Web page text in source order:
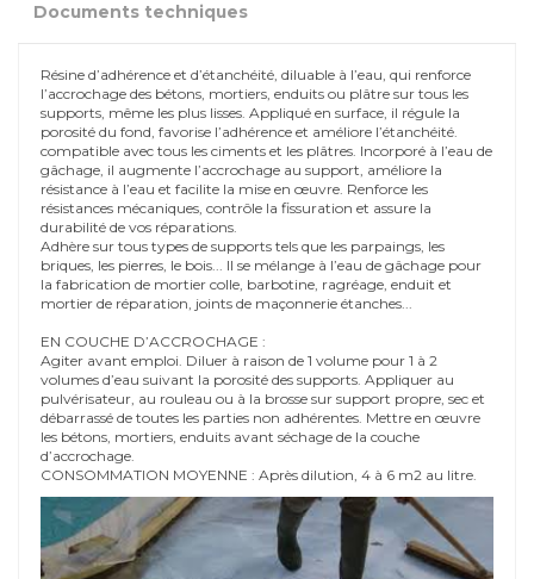
Documents techniques
Résine d’adhérence et d’étanchéité, diluable à l’eau, qui renforce
l’accrochage des bétons, mortiers, enduits ou plâtre sur tous les
supports, même les plus lisses. Appliqué en surface, il régule la
porosité du fond, favorise l’adhérence et améliore l’étanchéité.
compatible avec tous les ciments et les plâtres. Incorporé à l’eau de
gâchage, il augmente l’accrochage au support, améliore la
résistance à l’eau et facilite la mise en œuvre. Renforce les
résistances mécaniques, contrôle la fissuration et assure la
durabilité de vos réparations.
Adhère sur tous types de supports tels que les parpaings, les
briques, les pierres, le bois... Il se mélange à l’eau de gâchage pour
la fabrication de mortier colle, barbotine, ragréage, enduit et
mortier de réparation, joints de maçonnerie étanches...
EN COUCHE D’ACCROCHAGE :
Agiter avant emploi. Diluer à raison de 1 volume pour 1 à 2
volumes d’eau suivant la porosité des supports. Appliquer au
pulvérisateur, au rouleau ou à la brosse sur support propre, sec et
débarrassé de toutes les parties non adhérentes. Mettre en œuvre
les bétons, mortiers, enduits avant séchage de la couche
d’accrochage.
CONSOMMATION MOYENNE : Après dilution, 4 à 6 m2 au litre.